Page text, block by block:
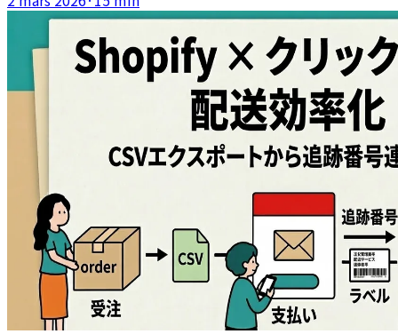
comment les achats en volume et de meilleurs choix
réduisent le coût annuel d'expédition.